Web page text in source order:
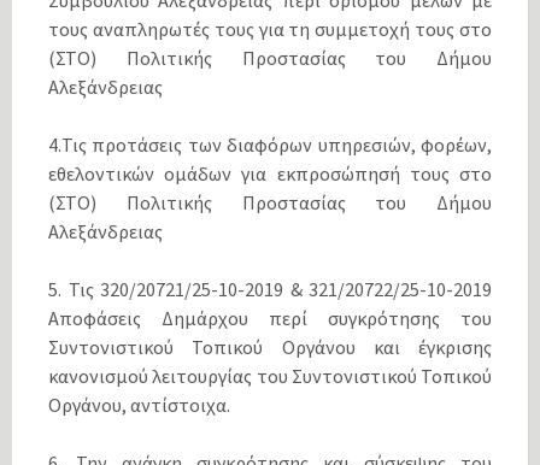
τους αναπληρωτές τους για τη συμμετοχή τους στο
(ΣΤΟ) Πολιτικής Προστασίας του Δήμου
Αλεξάνδρειας
4.Τις προτάσεις των διαφόρων υπηρεσιών, φορέων,
εθελοντικών ομάδων για εκπροσώπησή τους στο
(ΣΤΟ) Πολιτικής Προστασίας του Δήμου
Αλεξάνδρειας
5. Τις 320/20721/25-10-2019 & 321/20722/25-10-2019
Αποφάσεις Δημάρχου περί συγκρότησης του
Συντονιστικού Τοπικού Οργάνου και έγκρισης
κανονισμού λειτουργίας του Συντονιστικού Τοπικού
Οργάνου, αντίστοιχα.